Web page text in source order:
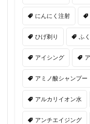
にんにく注射
ひげ剃り ふ
アイシング
アミノ酸シャンプー
アルカリイオン水
アンチエイジング